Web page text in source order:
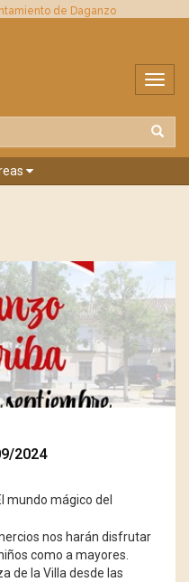
de Daganzo
2024
mundo mágico del
nos harán disfrutar
como a mayores.
de la Villa desde las